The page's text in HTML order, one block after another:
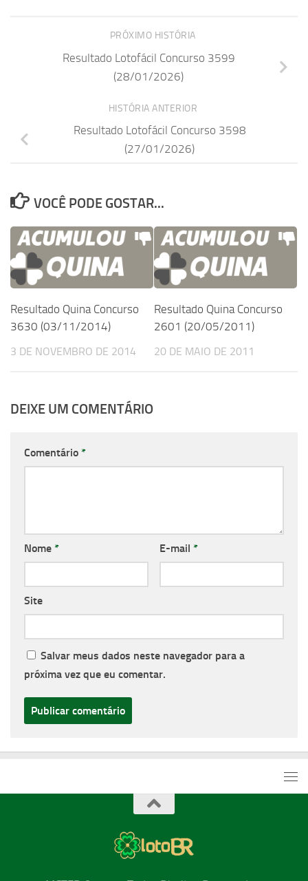
PRÓXIMO HISTÓRIA
Resultado Lotofácil Concurso 3599
(28/01/2026)
HISTÓRIA ANTERIOR
Resultado Lotofácil Concurso 3598
(27/01/2026)
VOCÊ PODE GOSTAR...
Resultado Quina Concurso
3630 (03/11/2014)
3 DE NOVEMBRO DE 2014
Resultado Quina Concurso
2601 (20/05/2011)
20 DE MAIO DE 2011
DEIXE UM COMENTÁRIO
Comentário *
Nome * E-mail *
Site
Salvar meus dados neste navegador para a
próxima vez que eu comentar.